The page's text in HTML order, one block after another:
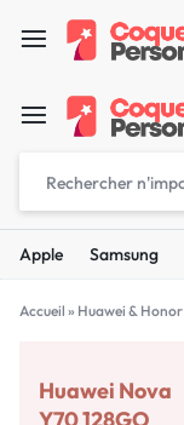
Apple Samsung
Accueil » Huawei & Honor
Huawei Nova